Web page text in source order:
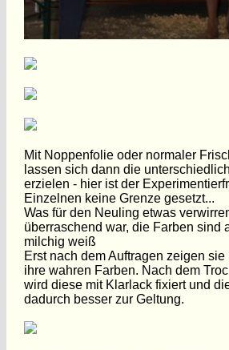
Mit Noppenfolie oder normaler
lassen sich dann die
erzielen - hier ist der
Einzelnen keine Grenze gesetzt...
Was für den Neuling etwas
überraschend war, die Farben sind
milchig weiß
Erst nach dem Auftragen zeigen
ihre wahren Farben. Nach dem
wird diese mit Klarlack fixiert und
dadurch besser zur Geltung.